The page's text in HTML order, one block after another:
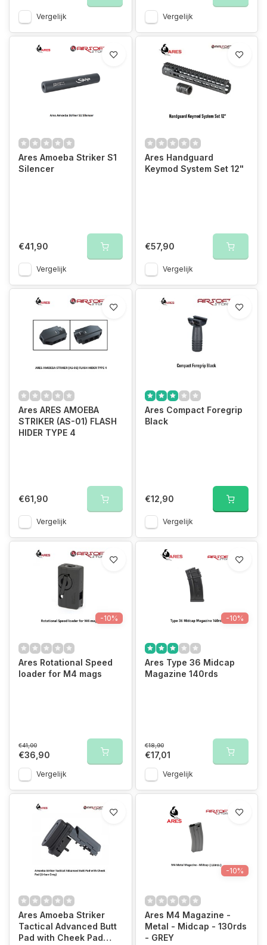
Vergelijk Vergelijk
Ares Amoeba Striker S1
Silencer
€41,90
Vergelijk
Ares Handguard
Keymod System Set 12"
€57,90
Vergelijk
Ares ARES AMOEBA
STRIKER (AS-01) FLASH
HIDER TYPE 4
€61,90
Vergelijk
Ares Compact Foregrip
Black
€12,90
Vergelijk
-10%
Ares Rotational Speed
loader for M4 mags
€41,00
€36,90
Vergelijk
-10%
Ares Type 36 Midcap
Magazine 140rds
€18,90
€17,01
Vergelijk
Ares Amoeba Striker
Tactical Advanced Butt
Pad with Cheek Pad
-10%
Ares M4 Magazine -
Metal - Midcap - 130rds
- GREY